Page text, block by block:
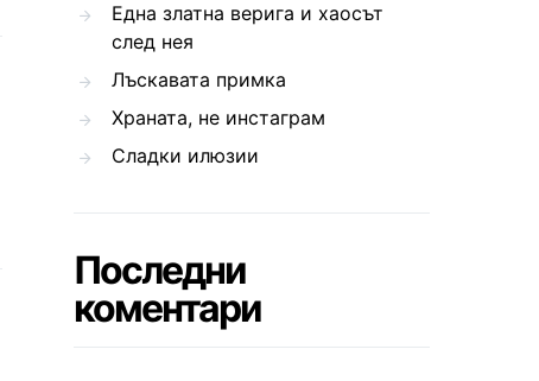
Една златна верига и хаосът
след нея
Лъскавата примка
Храната, не инстаграм
Сладки илюзии
Последни
коментари